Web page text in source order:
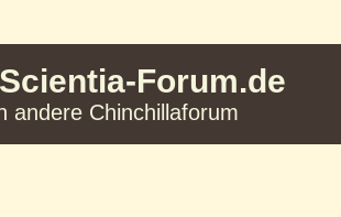
Forum.de
andere Chinchillaforum